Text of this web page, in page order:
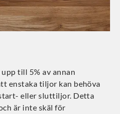
till 5% av annan
enstaka tiljor kan behöva
eller sluttiljor. Detta
är inte skäl för